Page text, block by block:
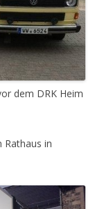
dem DRK Heim
Rathaus in